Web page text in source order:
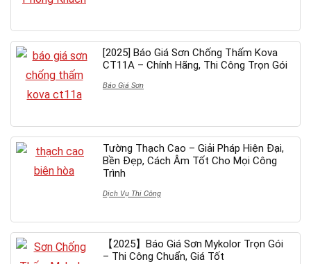
[2025] Báo Giá Sơn Chống Thấm Kova
CT11A – Chính Hãng, Thi Công Trọn Gói
Báo Giá Sơn
Tường Thạch Cao – Giải Pháp Hiện Đại,
Bền Đẹp, Cách Âm Tốt Cho Mọi Công
Trình
Dịch Vụ Thi Công
【2025】Báo Giá Sơn Mykolor Trọn Gói
– Thi Công Chuẩn, Giá Tốt